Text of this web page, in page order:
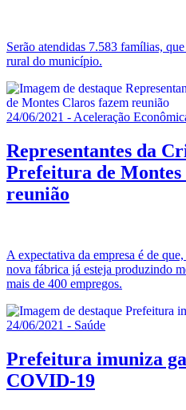
Serão atendidas 7.583 famílias,
rural do município.
24/06/2021 - Aceleração
Representantes da
Prefeitura de Montes
reunião
A expectativa da empresa é de
nova fábrica já esteja produzindo
mais de 400 empregos.
24/06/2021 - Saúde
Prefeitura imuniza
COVID-19